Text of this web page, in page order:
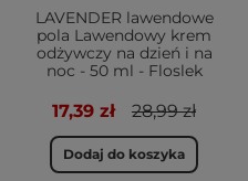
LAVENDER lawendowe
pola Lawendowy krem
odżywczy na dzień i na
noc - 50 ml - Floslek
17,39 zł 28,99 zł
Dodaj do koszyka